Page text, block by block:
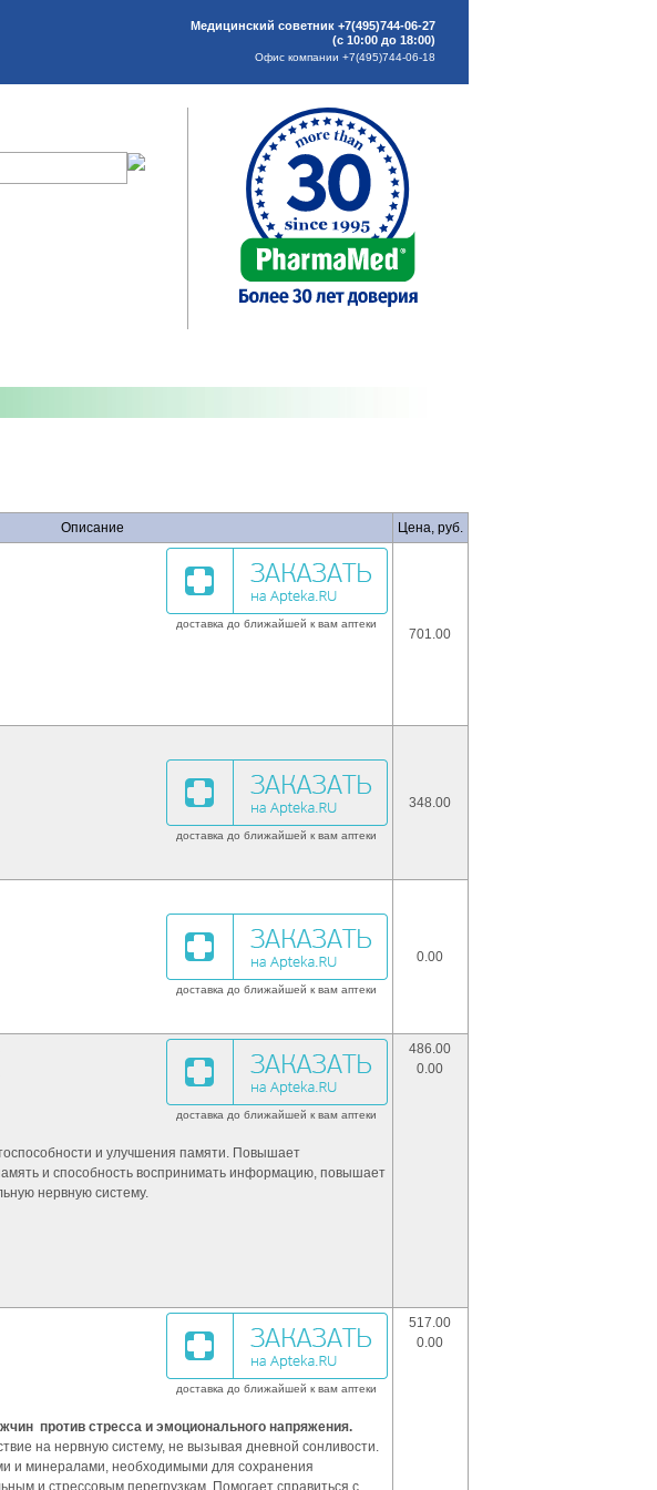
Медицинский советник +7(495)744-06-27
(с 10:00 до 18:00)
Офис компании +7(495)744-06-18
Описание Цена, руб.
доставка до ближайшей к вам аптеки
701.00
доставка до ближайшей к вам аптеки
348.00
доставка до ближайшей к вам аптеки
0.00
доставка до ближайшей к вам аптеки
и улучшения памяти. Повышает
и способность воспринимать информацию, повышает
нервную систему.
486.00
0.00
доставка до ближайшей к вам аптеки
против стресса и эмоционального напряжения.
на нервную систему, не вызывая дневной сонливости.
и минералами, необходимыми для сохранения
517.00
0.00